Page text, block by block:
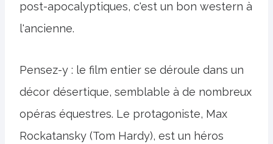
post-apocalyptiques, c'est un bon western à
l'ancienne.
Pensez-y : le film entier se déroule dans un
décor désertique, semblable à de nombreux
opéras équestres. Le protagoniste, Max
Rockatansky (Tom Hardy), est un héros